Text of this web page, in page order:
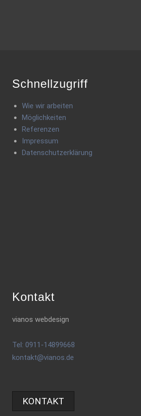
Schnellzugriff
Wie wir arbeiten
Möglichkeiten
Referenzen
Impressum
Datenschutzerklärung
Kontakt
vianos webdesign
Tel: 0911-14899668
kontakt@vianos.de
KONTAKT